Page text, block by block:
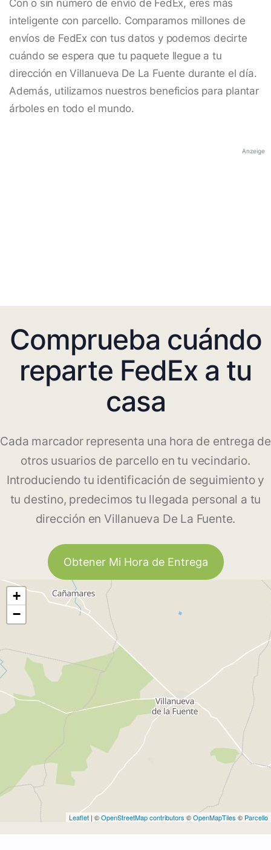
Con o sin número de envío de FedEx, eres más
inteligente con parcello. Comparamos millones de
envíos de FedEx con tus datos y podemos decirte
cuándo se espera que tu paquete llegue a tu
dirección en Villanueva De La Fuente durante el día.
Además, utilizamos nuestros beneficios para plantar
árboles en todo el mundo.
Anzeige
Comprueba cuándo
reparte FedEx a tu
casa
Cada marcador representa una hora de entrega de
otros usuarios de parcello en tu vecindario.
Introduciendo tu identificación de seguimiento y
tu destino, predecimos tu llegada personal a tu
dirección en Villanueva De La Fuente.
Obtener Mi Hora de Entrega
+
−
Leaflet | ©OpenStreetMap contributors ©OpenMapTiles © Parcello